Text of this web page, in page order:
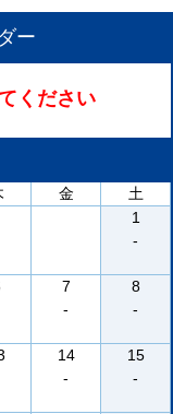
ー
ください
金
土
1
-
7
-
8
-
14
-
15
-